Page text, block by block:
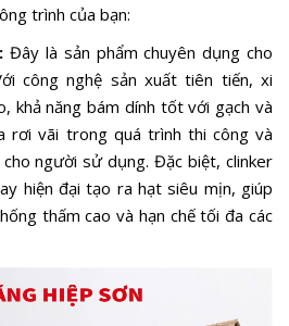
trình của bạn:
Đây là sản phẩm chuyên dụng cho
công nghệ sản xuất tiên tiến, xi
khả năng bám dính tốt với gạch và
rơi vãi trong quá trình thi công và
người sử dụng. Đặc biệt, clinker
hiện đại tạo ra hạt siêu mịn, giúp
thấm cao và hạn chế tối đa các